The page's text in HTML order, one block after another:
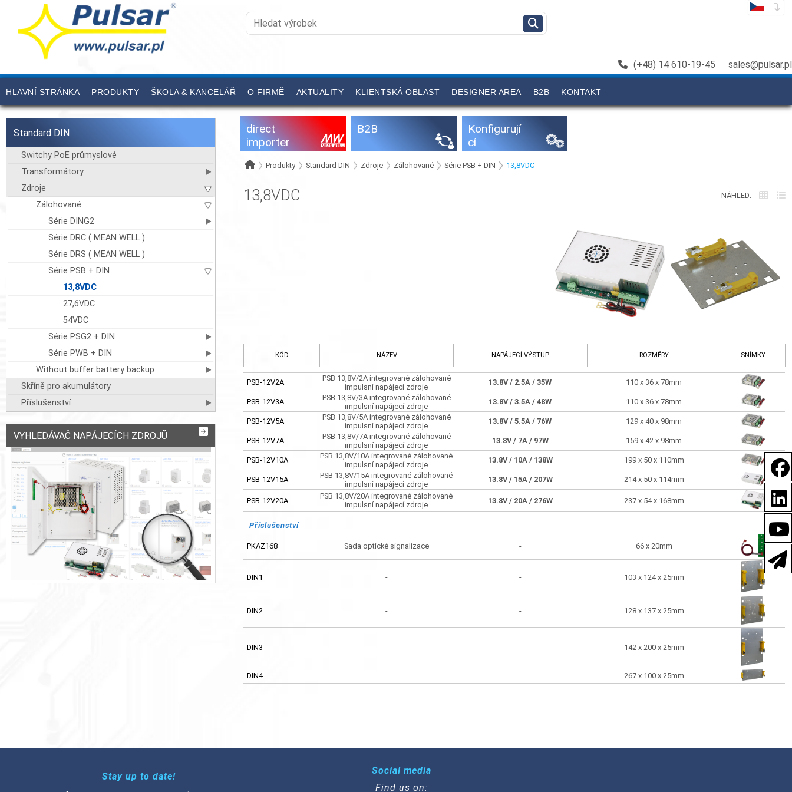
(+48) 14 610-19-45 sales@pulsar.pl
HLAVNÍ STRÁNKA PRODUKTY ŠKOLA & KANCELÁŘ O FIRMĚ AKTUALITY KLIENTSKÁ OBLAST DESIGNER AREA B2B KONTAKT
Standard DIN
Switchy PoE průmyslové
Transformátory
Zdroje
Zálohované
Série DING2
Série DRC ( MEAN WELL )
Série DRS ( MEAN WELL )
Série PSB + DIN
13,8VDC
27,6VDC
54VDC
Série PSG2 + DIN
Série PWB + DIN
Without buffer battery backup
Skříně pro akumulátory
Příslušenství
VYHLEDÁVAČ NAPÁJECÍCH ZDROJŮ
direct
importer
B2B
Konfigurují
cí
Produkty Standard DIN Zdroje Zálohované Série PSB + DIN 13,8VDC
13,8VDC NÁHLED:
KÓD NÁZEV NAPÁJECÍ VÝSTUP ROZMĚRY SNÍMKY
PSB-12V2A
PSB 13,8V/2A integrované zálohované
impulsní napájecí zdroje
13.8V/ 2.5A/ 35W 110 x 36 x 78mm
PSB-12V3A
PSB 13,8V/3A integrované zálohované
impulsní napájecí zdroje
13.8V/ 3.5A/ 48W 110 x 36 x 78mm
PSB-12V5A
PSB 13,8V/5A integrované zálohované
impulsní napájecí zdroje
13.8V/ 5.5A/ 76W 129 x 40 x 98mm
PSB-12V7A
PSB 13,8V/7A integrované zálohované
impulsní napájecí zdroje
13.8V/ 7A / 97W 159 x 42 x 98mm
PSB-12V10A
PSB 13,8V/10A integrované zálohované
impulsní napájecí zdroje
13.8V/ 10A / 138W 199 x 50 x 110mm
PSB-12V15A
PSB 13,8V/15A integrované zálohované
impulsní napájecí zdroje
13.8V/ 15A / 207W 214 x 50 x 114mm
PSB-12V20A
PSB 13,8V/20A integrované zálohované
impulsní napájecí zdroje
13.8V/ 20A / 276W 237 x 54 x 168mm
Příslušenství
PKAZ168 Sada optické signalizace - 66 x 20mm
DIN1 - - 103 x 124 x 25mm
DIN2 - - 128 x 137 x 25mm
DIN3 - - 142 x 200 x 25mm
DIN4 - - 267 x 100 x 25mm
Stay up to date!
Social media
Find us on: